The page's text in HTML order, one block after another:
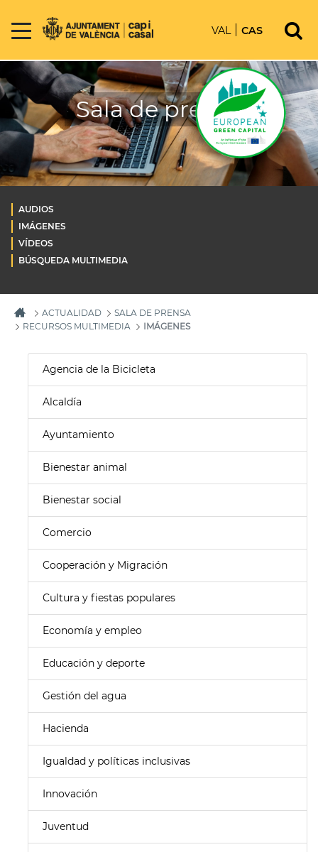
VAL CAS
Sala de prensa
AUDIOS
IMÁGENES
VÍDEOS
BÚSQUEDA MULTIMEDIA
ACTUALIDAD
SALA DE PRENSA
RECURSOS MULTIMEDIA
IMÁGENES
Agencia de la Bicicleta
Alcaldía
Ayuntamiento
Bienestar animal
Bienestar social
Comercio
Cooperación y Migración
Cultura y fiestas populares
Economía y empleo
Educación y deporte
Gestión del agua
Hacienda
Igualdad y políticas inclusivas
Innovación
Juventud